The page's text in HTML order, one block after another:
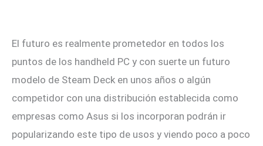
El futuro es realmente prometedor en todos los
puntos de los handheld PC y con suerte un futuro
modelo de Steam Deck en unos años o algún
competidor con una distribución establecida como
empresas como Asus si los incorporan podrán ir
popularizando este tipo de usos y viendo poco a poco